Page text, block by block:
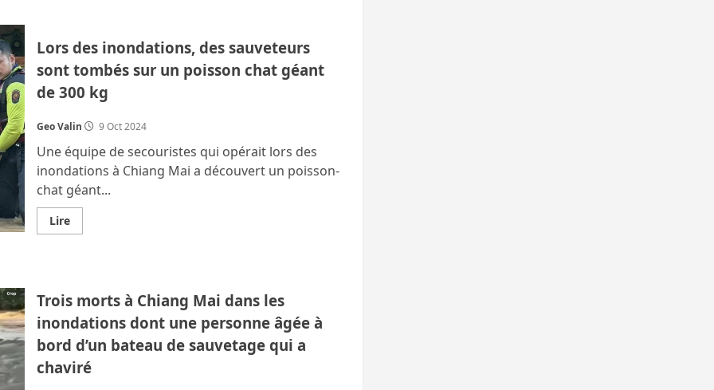
Yi
Peng,
à
Chiang
Mai,
entre
et
avions,
il
faut
choisir.
170
vols
concernés.
Lors des inondations, des sauveteurs
sont tombés sur un poisson chat géant
de 300 kg
Geo Valin 9 Oct 2024
Une équipe de secouristes qui opérait lors des
inondations à Chiang Mai a découvert un poisson-
chat géant...
LireEn
savoir
des
sauveteurs
sont
tombés
sur
un
poisson
chat
Trois morts à Chiang Mai dans les
inondations dont une personne âgée à
bord d’un bateau de sauvetage qui a
chaviré